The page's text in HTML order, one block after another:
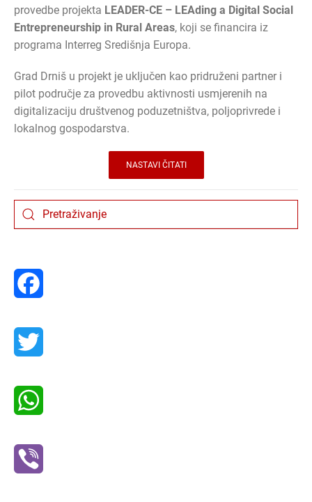
provedbe projekta LEADER-CE – LEAding a Digital Social
Entrepreneurship in Rural Areas, koji se financira iz
programa Interreg Središnja Europa.
Grad Drniš u projekt je uključen kao pridruženi partner i
pilot područje za provedbu aktivnosti usmjerenih na
digitalizaciju društvenog poduzetništva, poljoprivrede i
lokalnog gospodarstva.
NASTAVI ČITATI